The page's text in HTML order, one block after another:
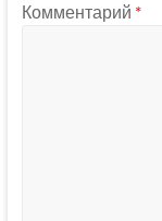
Комментарий *